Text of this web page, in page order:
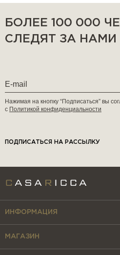
БОЛЕЕ 100 000
СЛЕДЯТ ЗА НАМИ
Нажимая на кнопку “Подписаться” вы
с Политикой конфиденциальности
ПОДПИСАТЬСЯ НА РАССЫЛКУ
ИНФОРМАЦИЯ
МАГАЗИН